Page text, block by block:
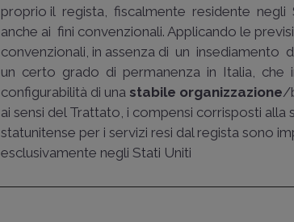
proprio il regista, fiscalmente residente negli
anche ai fini convenzionali. Applicando le
convenzionali, in assenza di un insediamento
un certo grado di permanenza in Italia, che
configurabilità di una stabile organizzazione/
ai sensi del Trattato, i compensi corrisposti alla
statunitense per i servizi resi dal regista sono
esclusivamente negli Stati Uniti